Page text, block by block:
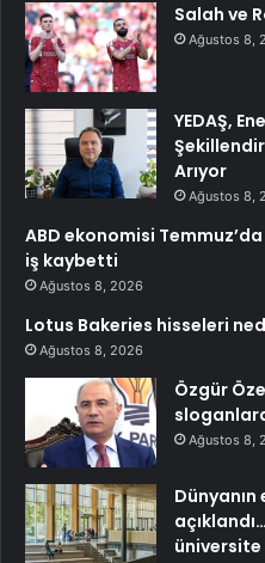
Salah ve
Ağustos 8,
YEDAŞ,
Arıyor
Ağustos 8,
ABD ekonomisi
iş kaybetti
Ağustos 8, 2026
Lotus Bakeries hisseleri
Ağustos 8, 2026
Özgür
Ağustos 8,
üniversite